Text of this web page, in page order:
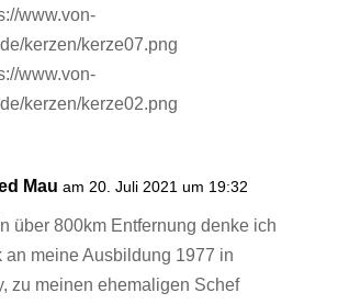
Mau am 20. Juli 2021 um 19:32
über 800km Entfernung denke ich
an meine Ausbildung 1977 in
zu meinen ehemaligen Schef